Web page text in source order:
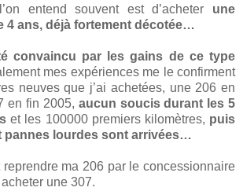
entend souvent est d’acheter une
4 ans, déjà fortement décotée…
convaincu par les gains de ce type
mes expériences me le confirment
neuves que j’ai achetées, une 206 en
en fin 2005, aucun soucis durant les 5
et les 100000 premiers kilomètres, puis
pannes lourdes sont arrivées…
reprendre ma 206 par le concessionnaire
une 307.